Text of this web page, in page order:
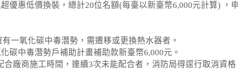
優惠低價換裝，總計20位名額(每臺以新臺幣6,000元計算) ，
一氧化碳中毒潛勢，需遷移或更換熱水器者。
碳中毒潛勢戶補助計畫補助款新臺幣6,000元。
廠商施工時間，連續3次未能配合者，消防局得逕行取消資格